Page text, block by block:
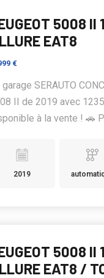
5008 II
EAT8
€
garage SERAUTO
II de 2019 avec
à la vente ! 🚗
2019
5008 II
EAT8 /